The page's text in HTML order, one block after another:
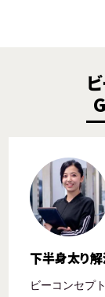
下半身太り
ビーコンセプ